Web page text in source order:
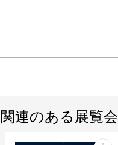
関連のある展覧会